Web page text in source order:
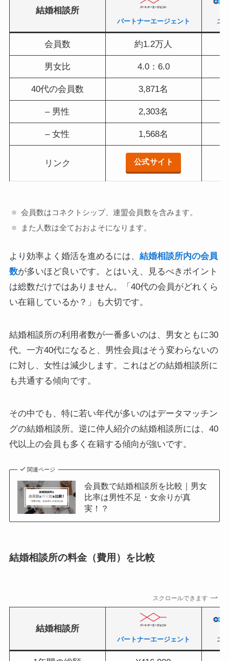
結婚相談所
パートナーエージェント エ
会員数 約1.2万人
男女比 4.0：6.0
40代の会員数 3,871名
– 男性 2,303名
– 女性 1,568名
リンク 公式サイト
会員数はコネクトシップ、連盟会員数を含みます。
また人数は全ておおよそになります。
より効率よく婚活を進めるには、 結婚相談所内の会員
数が多いほど良いです。とはいえ、見るべきポイント
は総数だけではありません。「40代の会員がどれくら
い在籍しているか？」も大切です。
結婚相談所の利用者数が一番多いのは、男女ともに30
代。一方40代になると、男性会員はそう変わらないの
に対し、女性は減少します。これはどの結婚相談所に
も共通する傾向です。
その中でも、特に若い年代が多いのはデータマッチン
グの結婚相談所。逆に仲人紹介の結婚相談所には、40
代以上の会員も多く在籍する傾向が強いです。
関連ページ
会員数で結婚相談所を比較｜男女
比率は男性不足・女余りが真
実！？
結婚相談所の料金（費用）を比較
スクロールできます
結婚相談所
パートナーエージェント エ